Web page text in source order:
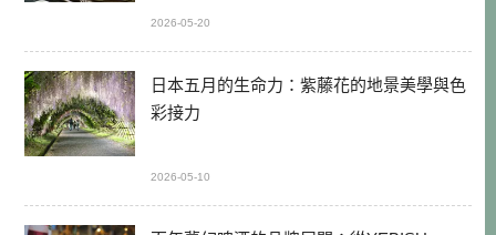
2026-05-20
日本五月的生命力：紫藤花的地景美學與色
彩接力
2026-05-10